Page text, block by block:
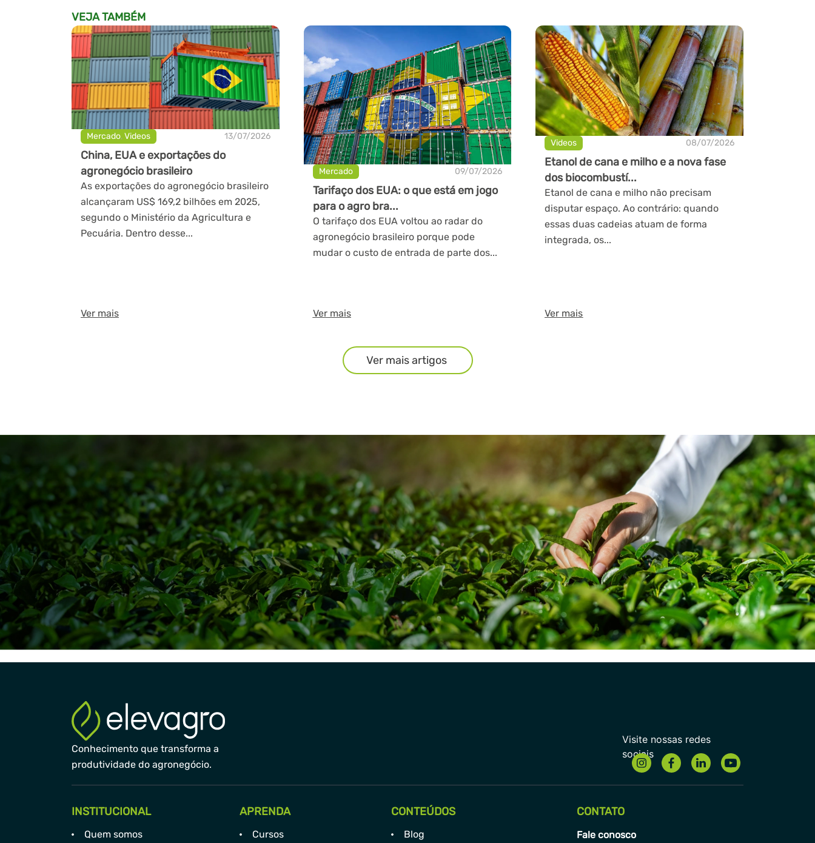
VEJA TAMBÉM
Mercado,Videos 13/07/2026
China, EUA e exportações do
agronegócio brasileiro
As exportações do agronegócio brasileiro
alcançaram US$ 169,2 bilhões em 2025,
segundo o Ministério da Agricultura e
Pecuária. Dentro desse...
Ver mais
Mercado 09/07/2026
Tarifaço dos EUA: o que está em jogo
para o agro bra...
O tarifaço dos EUA voltou ao radar do
agronegócio brasileiro porque pode
mudar o custo de entrada de parte dos...
Ver mais
Videos 08/07/2026
Etanol de cana e milho e a nova fase
dos biocombustí...
Etanol de cana e milho não precisam
disputar espaço. Ao contrário: quando
essas duas cadeias atuam de forma
integrada, os...
Ver mais
Ver mais artigos
Conhecimento que transforma a
produtividade do agronegócio.
INSTITUCIONAL
Quem somos
APRENDA
Cursos
CONTEÚDOS
Blog
CONTATO
Fale conosco